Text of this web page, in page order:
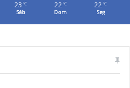
23 ℃
Sáb
22℃
Dom
22℃
Seg